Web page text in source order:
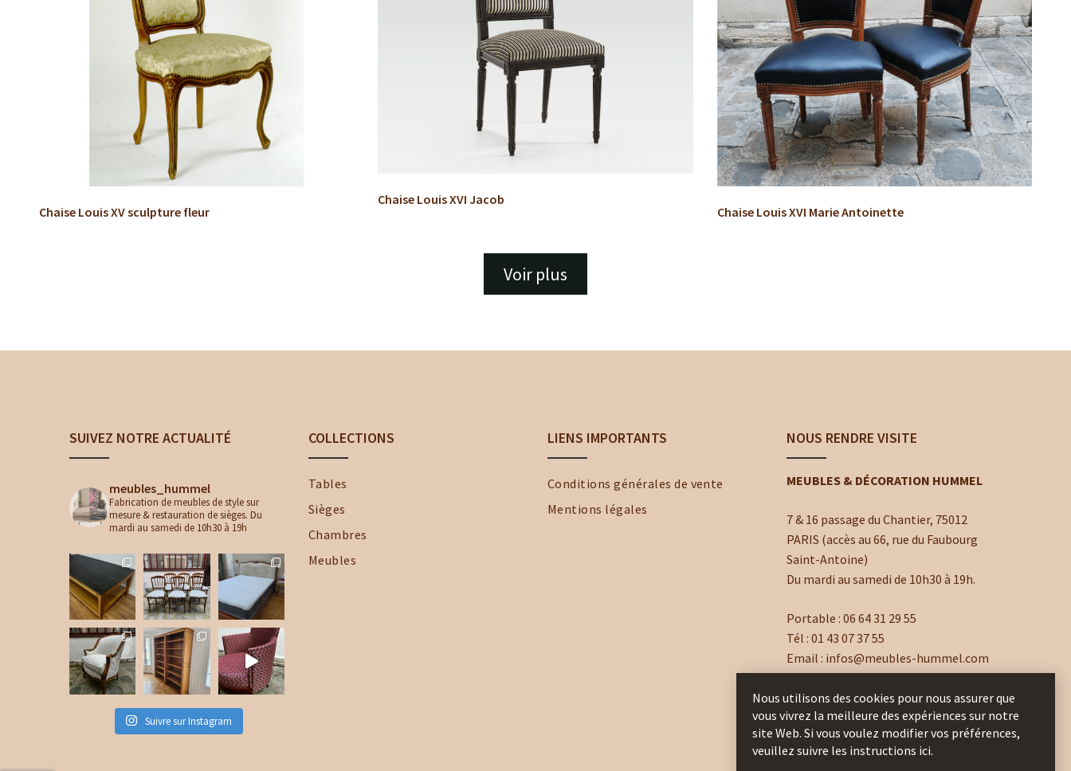
Chaise Louis XV sculpture fleur
Chaise Louis XVI Jacob
Chaise Louis XVI Marie Antoinette
Voir plus
SUIVEZ NOTRE ACTUALITÉ
meubles_hummel
Fabrication de meubles de style sur
mesure & restauration de sièges. Du
mardi au samedi de 10h30 à 19h
Suivre sur Instagram
COLLECTIONS
Tables
Sièges
Chambres
Meubles
LIENS IMPORTANTS
Conditions générales de vente
Mentions légales
NOUS RENDRE VISITE
MEUBLES & DÉCORATION HUMMEL
7 & 16 passage du Chantier, 75012
PARIS (accès au 66, rue du Faubourg
Saint-Antoine)
Du mardi au samedi de 10h30 à 19h.
Portable : 06 64 31 29 55
Tél : 01 43 07 37 55
Email : infos@meubles-hummel.com
Nous utilisons des cookies pour nous assurer que
vous vivrez la meilleure des expériences sur notre
site Web. Si vous voulez modifier vos préférences,
veuillez suivre les instructions ici.